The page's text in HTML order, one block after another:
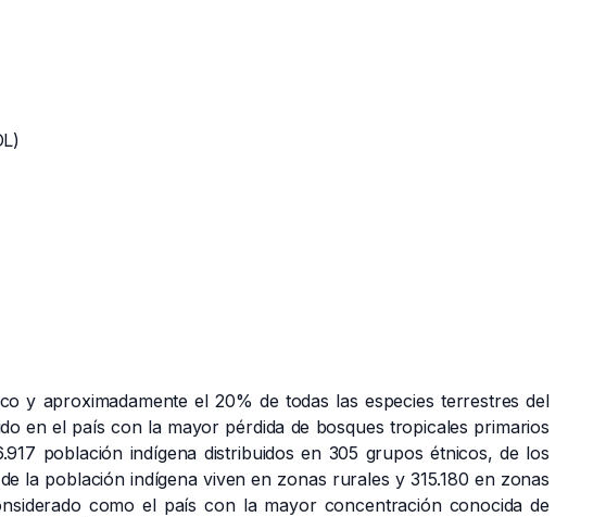
y aproximadamente el 20% de todas las especies terrestres del
en el país con la mayor pérdida de bosques tropicales primarios
población indígena distribuidos en 305 grupos étnicos, de los
la población indígena viven en zonas rurales y 315.180 en zonas
como el país con la mayor concentración conocida de